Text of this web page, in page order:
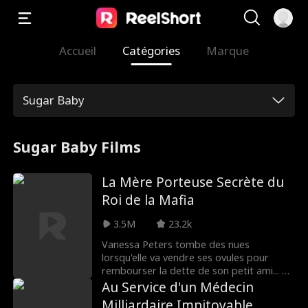
Accueil Catégories Marque
Sugar Baby
Sugar Baby Films
La Mère Porteuse Secrète du
Roi de la Mafia
3.5M
23.2k
Vanessa Peters tombe des nues
lorsqu'elle va vendre ses ovules pour
rembourser la dette de son petit ami... et
se retrouve enceinte à cause d'une erreur
médicale. Elle décide de garder l'enfant
Au Service d'un Médecin